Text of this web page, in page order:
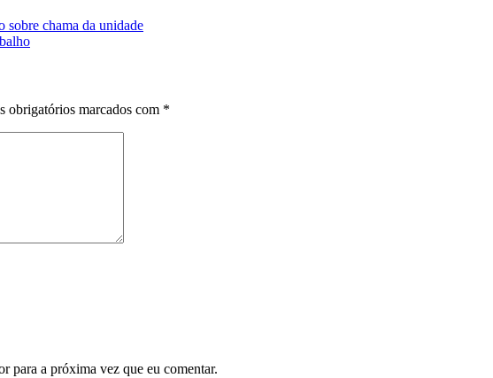
chama da unidade
obrigatórios marcados com *
para a próxima vez que eu comentar.